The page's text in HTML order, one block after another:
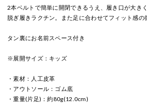
2本ベルトで簡単に開閉できるうえ、履き口が大き
脱ぎ履きラクチン。また足に合わせてフィット感の
タン裏にお名前スペース付き
※展開サイズ：キッズ
・素材：人工皮革
・アウトソール：ゴム底
・重量(片足)：約80g(12.0cm)